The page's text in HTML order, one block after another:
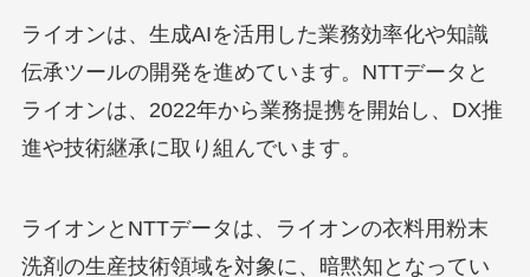
ライオンは、生成AIを活用した業務効率化や知識
伝承ツールの開発を進めています。NTTデータと
ライオンは、2022年から業務提携を開始し、DX推
進や技術継承に取り組んでいます。
ライオンとNTTデータは、ライオンの衣料用粉末
洗剤の生産技術領域を対象に、暗黙知となってい